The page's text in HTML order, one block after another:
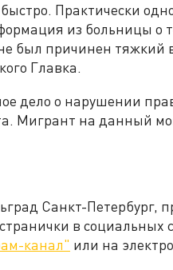
Практически
из больницы о
был причинен тяжкий
Главка.
дело о нарушении
Мигрант на данный
Санкт-Петербург,
в социальных
канал" или на